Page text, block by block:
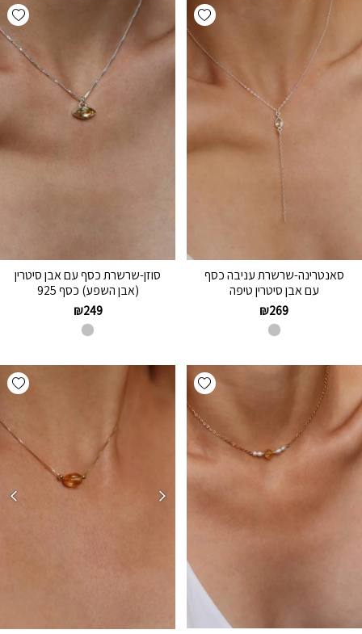
Add wishlist
סאנטרינה-שרשרת עניבה כסף
עם אבן סיטרין טיפה
₪269
סוזן-שרשרת כסף עם אבן סיטרין
(אבן השפע) כסף 925
₪249
Add wishlist